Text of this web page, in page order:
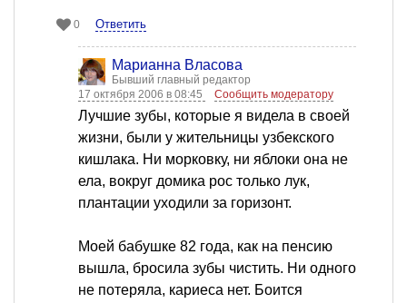
0 Ответить
Марианна Власова
Бывший главный редактор
17 октября 2006 в 08:45
Сообщить модератору
Лучшие зубы, которые я видела в своей
жизни, были у жительницы узбекского
кишлака. Ни морковку, ни яблоки она не
ела, вокруг домика рос только лук,
плантации уходили за горизонт.
Моей бабушке 82 года, как на пенсию
вышла, бросила зубы чистить. Ни одного
не потеряла, кариеса нет. Боится